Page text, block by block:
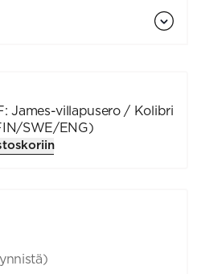
James-villapusero / Kolibri
SWE/ENG)